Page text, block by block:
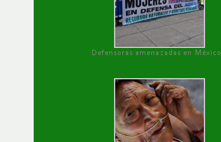
Defensoras amenazadas en México